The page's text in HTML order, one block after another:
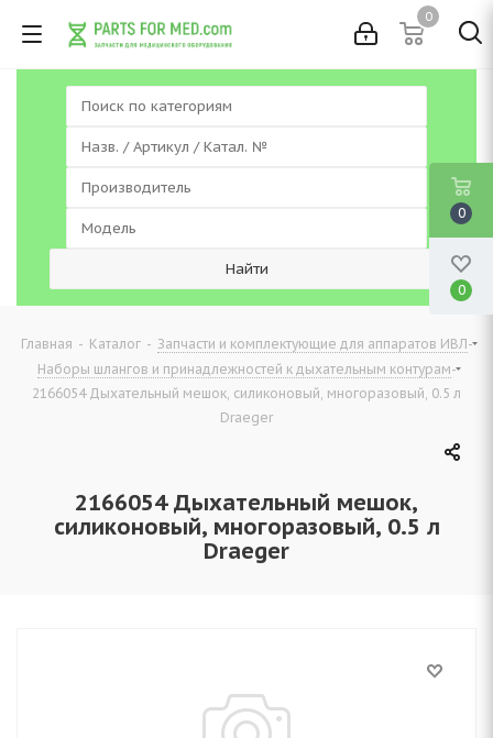
0
Главная - Каталог - Запчасти и комплектующие для аппаратов ИВЛ-
Наборы шлангов и принадлежностей к дыхательным контурам-
2166054 Дыхательный мешок, силиконовый, многоразовый, 0.5 л
Draeger
2166054 Дыхательный мешок,
силиконовый, многоразовый, 0.5 л
Draeger
0
0